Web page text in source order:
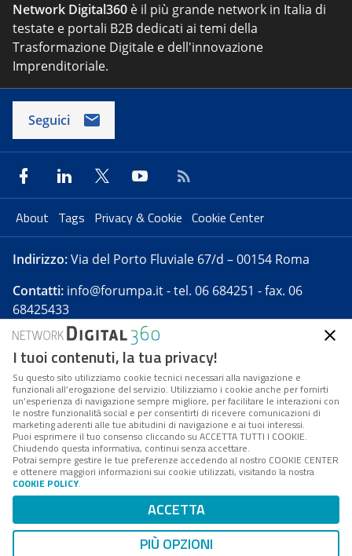
Network Digital360 è il più grande network in Italia di
testate e portali B2B dedicati ai temi della
Trasformazione Digitale e dell'innovazione
Imprenditoriale.
Seguici
About Tags Privacy & Cookie Cookie Center
Indirizzo:Via del Porto Fluviale 67/d – 00154 Roma
Contatti: info@forumpa.it- tel. 06 684251 - fax. 06
68425433
Forumpa.itè una pubblicazione telematica iscritta
presso Registro della stampa del Tribunale di Roma -
Reg. n. 182 del 2 maggio 2008 - Direttore resp. Michela
Stentella
FPA s.r.l. è società soggetta a Direzione e
Coordinamento da parte di Digital360 S.p.A. - FPA s.r.l.
è un'azienda certificata per il sistema di management
Codice Fiscale/Partita IVA n. 10693191008 - R.E.A. Roma
n. 1249791. ISP AWS
Mappa del sito
I tuoi contenuti, la tua privacy!
Su questo sito utilizziamo cookie tecnici necessari alla navigazione e
funzionali all’erogazione del servizio. Utilizziamo i cookie anche per fornirti
un’esperienza di navigazione sempre migliore, per facilitare le interazioni con
le nostre funzionalità social e per consentirti di ricevere comunicazioni di
marketing aderenti alle tue abitudini di navigazione e ai tuoi interessi.
Puoi esprimere il tuo consenso cliccando su ACCETTA TUTTI I COOKIE.
Chiudendo questa informativa, continui senza accettare.
Potrai sempre gestire le tue preferenze accedendo al nostro COOKIE CENTER
e ottenere maggiori informazioni sui cookie utilizzati, visitando la nostra
COOKIE POLICY.
ACCETTA
PIÙ OPZIONI